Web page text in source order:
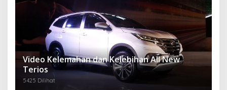
Video Kelemahan dan Kelebihan All New
Terios
5425 Dilihat